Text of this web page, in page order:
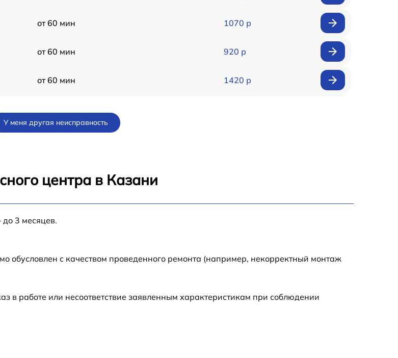
от 60 мин 1070 р
от 60 мин 920 р
от 60 мин 1420 р
от 60 мин
У меня другая неисправность
центра в Казани
3 месяцев.
обусловлен с качеством проведенного ремонта (например, некорректный монтаж
работе или несоответствие заявленным характеристикам при соблюдении